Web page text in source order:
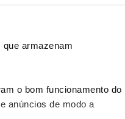
armazenam
o bom funcionamento do
anúncios de modo a